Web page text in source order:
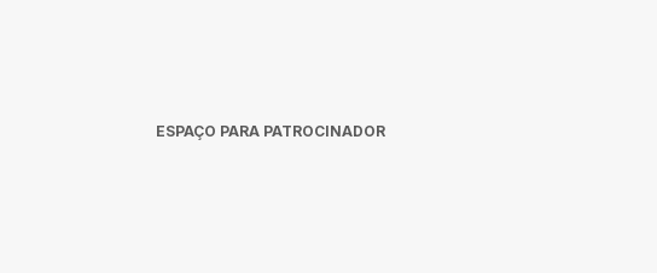
ESPAÇO PARA PATROCINADOR